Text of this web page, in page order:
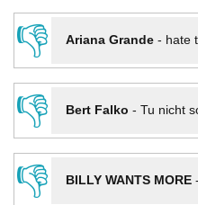
👎
Ariana Grande- hate
👎
Bert Falko - Tu nicht
👎
BILLY WANTS MORE-